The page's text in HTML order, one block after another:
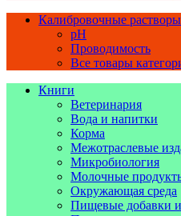
Калибровочные растворы
pH
Проводимость
Все товары
Книги
Ветеринария
Вода и напитки
Корма
Межотраслевые
Микробиология
Молочные
Окружающая среда
Пищевые добавки